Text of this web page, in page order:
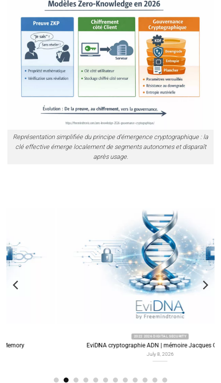
Représentation simplifiée du principe d’émergence cryptographique : la
clé effective émerge localement de segments autonomes et disparaît
après usage.
2022 2026 DIGITAL SECURITY
EviDNA cryptographie ADN | mémoire Jacques Gascuel